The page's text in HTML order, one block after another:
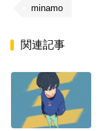
minamo
関連記事